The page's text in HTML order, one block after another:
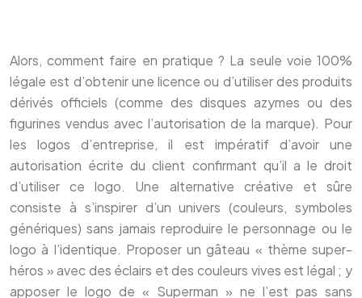
Alors, comment faire en pratique ? La seule voie 100%
légale est d’obtenir une licence ou d’utiliser des produits
dérivés officiels (comme des disques azymes ou des
figurines vendus avec l’autorisation de la marque). Pour
les logos d’entreprise, il est impératif d’avoir une
autorisation écrite du client confirmant qu’il a le droit
d’utiliser ce logo. Une alternative créative et sûre
consiste à s’inspirer d’un univers (couleurs, symboles
génériques) sans jamais reproduire le personnage ou le
logo à l’identique. Proposer un gâteau « thème super-
héros » avec des éclairs et des couleurs vives est légal ; y
apposer le logo de « Superman » ne l’est pas sans